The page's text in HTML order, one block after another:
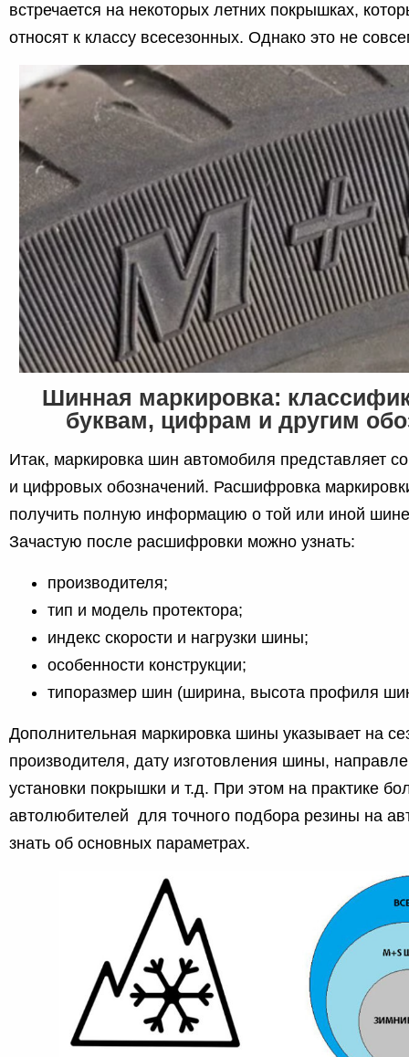
встречается на некоторых летних покрышках,
относят к классу всесезонных. Однако это не
Шинная маркировка:
буквам, цифрам и другим
Итак, маркировка шин автомобиля представляет
и цифровых обозначений. Расшифровка
получить полную информацию о той или иной
Зачастую после расшифровки можно узнать:
производителя;
тип и модель протектора;
индекс скорости и нагрузки шины;
особенности конструкции;
типоразмер шин (ширина, высота профиля
Дополнительная маркировка шины указывает на
производителя, дату изготовления шины,
установки покрышки и т.д. При этом на практике
автолюбителей для точного подбора резины на
знать об основных параметрах.